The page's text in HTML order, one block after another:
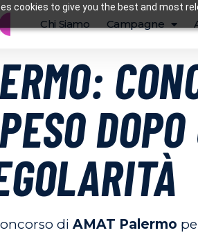
cookies to give you the best and most
Chi Siamo Campagne
di AMAT Palermo